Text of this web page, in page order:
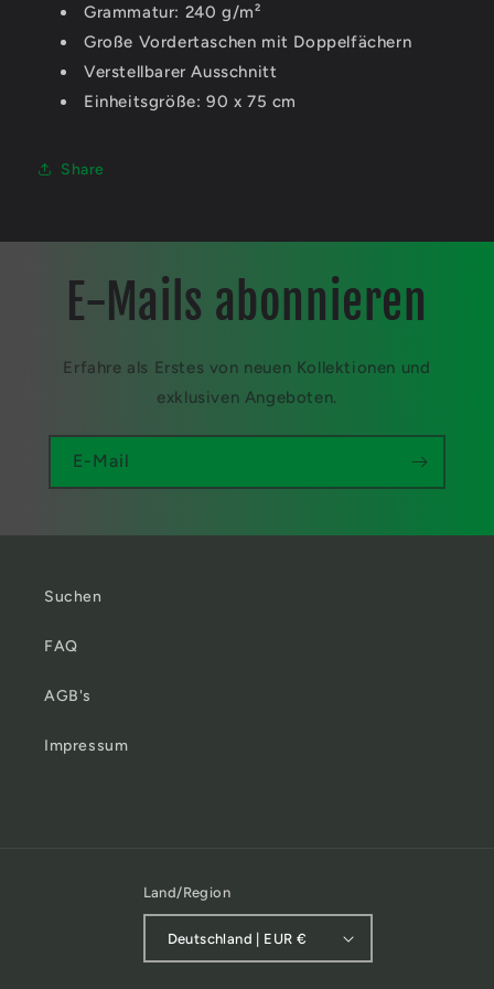
Grammatur: 240 g/m²
Große Vordertaschen mit Doppelfächern
Verstellbarer Ausschnitt
Einheitsgröße: 90 x 75 cm
Share
E-Mails abonnieren
Erfahre als Erstes von neuen Kollektionen und
exklusiven Angeboten.
E-Mail
Suchen
FAQ
AGB's
Impressum
Land/Region
Deutschland | EUR €